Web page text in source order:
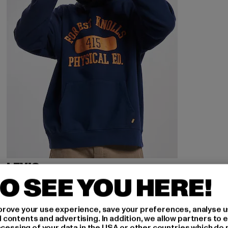
LEVIS
Golden Tab
39,20 EUR
Derzeitiger Preis: 39,20 EUR
79,99 EUR Aktionspreis: 79,99 EUR
SEE YOU HERE!
your use experience, save your preferences, analyse
and advertising. In addition, we allow partners to